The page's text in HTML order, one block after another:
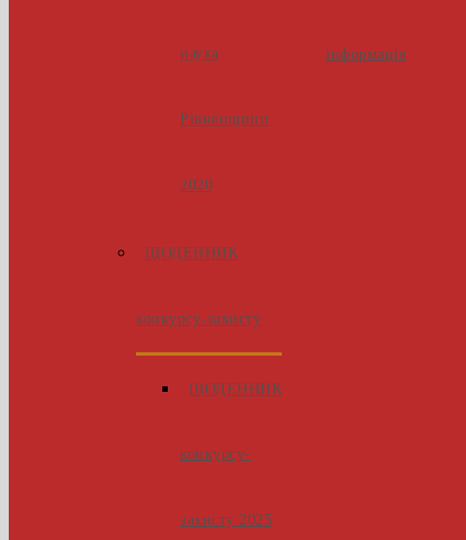
наука
Рівненщини
2020
ЩОДЕННИК
конкурсу-захисту
ЩОДЕННИК
конкурсу-
захисту 2025
інформація